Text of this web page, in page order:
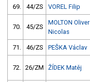
69. 44/ZS VOREL Filip
70. 45/ZS
MOLTON Oliver
Nicolas
71. 46/ZS PEŠKA Václav
72. 26/ZM ŽÍDEK Matěj